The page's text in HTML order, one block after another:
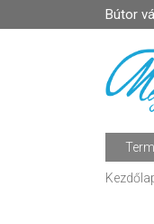
Bútor